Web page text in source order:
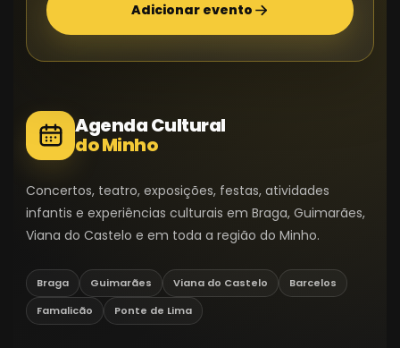
Adicionar evento
Agenda Cultural
do Minho
Concertos, teatro, exposições, festas, atividades
infantis e experiências culturais em Braga, Guimarães,
Viana do Castelo e em toda a região do Minho.
Braga Guimarães Viana do Castelo
Barcelos
Famalicão
Ponte de Lima